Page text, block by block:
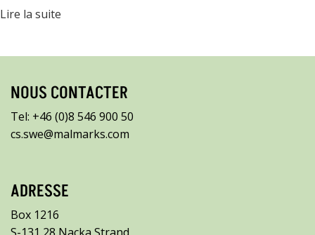
Lire la suite
NOUS CONTACTER
Tel: +46 (0)8 546 900 50
cs.swe@malmarks.com
ADRESSE
Box 1216